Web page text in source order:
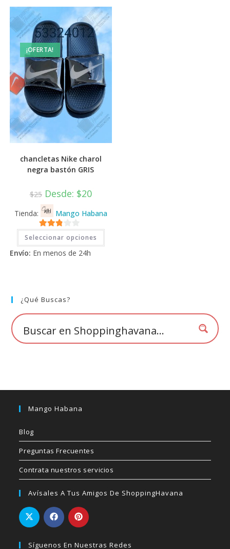
pueden
elegir
en
la
página
de
¡OFERTA!
chancletas Nike charol
negra bastón GRIS
$25 Desde: $20
Tienda: Mango Habana
2.71
de 5
Seleccionar opciones
Este
tiene
la
de
producto
Envío: En menos de 24h
¿Qué Buscas?
Mango Habana
Blog
Preguntas Frecuentes
Contrata nuestros servicios
Avísales A Tus Amigos De ShoppingHavana
Síguenos En Nuestras Redes